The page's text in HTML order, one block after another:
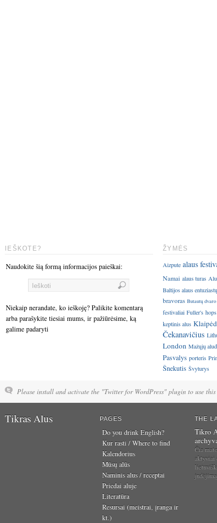
IEŠKOTE?
Naudokite šią formą informacijos paieškai:
Niekaip nerandate, ko ieškoję? Palikite komentarą
arba parašykite tiesiai mums, ir pažiūrėsime, ką
galime padaryti
ŽYMĖS
Aizpute alaus
Namai alaus turas
Baltijos alaus
bravoras Butautų dvaro
festivaliai Fuller's hops
keptinis alus
Čekanavičius
London Mažųjų
Pasvalys porteris
Šnekutis Švyturys
Please install and activate the "Twitter for WordPress" plugin to use this
Tikras Alus PAGES
Do you drink English?
Kur rasti / Where to find
Kalendorius
Mūsų alūs
Naminis alus / receptai
Priedai aluje
Literatūra
Resursai (meistrai, įranga ir
kt.)
THE
Tikro
Čia
aktyviai